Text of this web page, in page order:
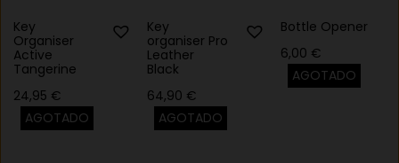
Key
Organiser
Active
Tangerine
24,95 €
AGOTADO
Key
organiser Pro
Leather
Black
64,90 €
AGOTADO
Bottle Opener
6,00 €
AGOTADO